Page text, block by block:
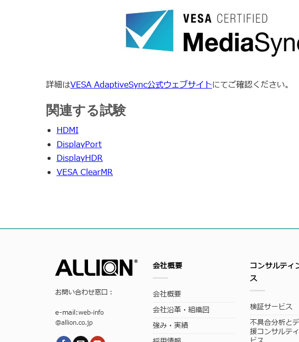
詳細はVESA AdaptiveSync公式ウェブサイトにてご確認ください。
関連する試験
HDMI
DisplayPort
DisplayHDR
VESA ClearMR
お問い合わせ窓口：
e-mail:web-info
@allion.co.jp
会社概要
会社概要
会社沿革・組織図
強み・実績
コンサルティ
ス
検証サービス
不具合分析と
援コンサルテ